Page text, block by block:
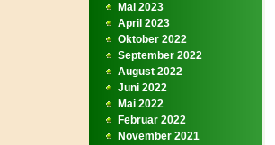
Mai 2023
April 2023
Oktober 2022
September 2022
August 2022
Juni 2022
Mai 2022
Februar 2022
November 2021